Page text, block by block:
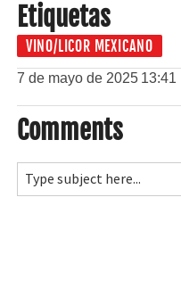
Etiquetas
VINO/LICOR MEXICANO
7 de mayo de 2025 13:41
Comments